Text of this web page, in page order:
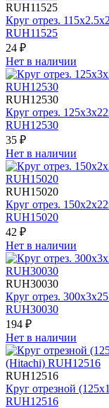
RUH11525
Круг отрез.
RUH11525
24 ₽
Нет в наличии
RUH12530
Круг отрез.
RUH12530
35 ₽
Нет в наличии
RUH15020
Круг отрез.
RUH15020
42 ₽
Нет в наличии
RUH30030
Круг отрез.
RUH30030
194 ₽
Нет в наличии
RUH12516
Круг отрезной
RUH12516